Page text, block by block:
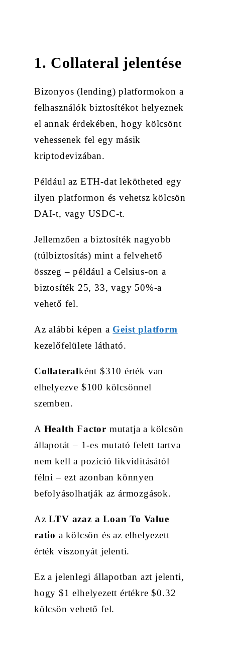
1. Collateral jelentése
Bizonyos (lending) platformokon a
felhasználók biztosítékot helyeznek
el annak érdekében, hogy kölcsönt
vehessenek fel egy másik
kriptodevizában.
Például az ETH-dat lekötheted egy
ilyen platformon és vehetsz kölcsön
DAI-t, vagy USDC-t.
Jellemzően a biztosíték nagyobb
(túlbiztosítás) mint a felvehető
összeg – például a Celsius-on a
biztosíték 25, 33, vagy 50%-a
vehető fel.
Az alábbi képen a Geist platform
kezelőfelülete látható.
Collateralként $310 érték van
elhelyezve $100 kölcsönnel
szemben.
A Health Factor mutatja a kölcsön
állapotát – 1-es mutató felett tartva
nem kell a pozíció likviditásától
félni – ezt azonban könnyen
befolyásolhatják az ármozgások.
AzLTV azaz a Loan To Value
ratio a kölcsön és az elhelyezett
érték viszonyát jelenti.
Ez a jelenlegi állapotban azt jelenti,
hogy $1 elhelyezett értékre $0.32
kölcsön vehető fel.